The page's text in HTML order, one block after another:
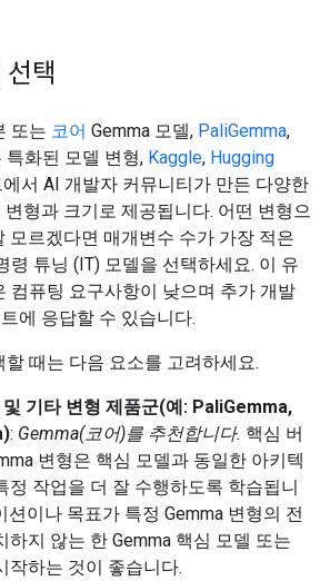
택
또는 코어 Gemma 모델, PaliGemma,
특화된 모델 변형, Kaggle, Hugging
서 AI 개발자 커뮤니티가 만든 다양한
형과 크기로 제공됩니다. 어떤 변형으
모르겠다면 매개변수 수가 가장 적은
령 튜닝 (IT) 모델을 선택하세요. 이 유
컴퓨팅 요구사항이 낮으며 추가 개발
에 응답할 수 있습니다.
할 때는 다음 요소를 고려하세요.
기타 변형 제품군(예: PaliGemma,
: Gemma(코어)를 추천합니다. 핵심 버
변형은 핵심 모델과 동일한 아키텍
정 작업을 더 잘 수행하도록 학습됩니
션이나 목표가 특정 Gemma 변형의 전
하지 않는 한 Gemma 핵심 모델 또는
작하는 것이 좋습니다.